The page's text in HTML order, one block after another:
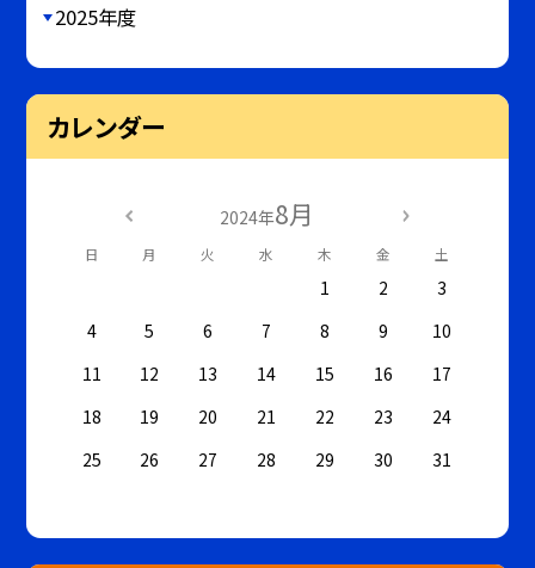
2025年度
カレンダー
2024年8月
日 月 火 水 木 金 土
1 2
3
4
5 6 7 8 9
10
11
12 13 14 15 16
17
18
19 20 21 22 23
24
25
26 27 28 29 30 31